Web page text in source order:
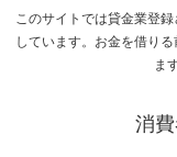
このサイトでは貸金業登
しています。お金を借り
ま
消